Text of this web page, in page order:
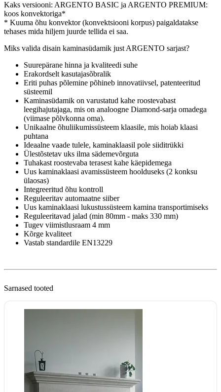
Kaks versiooni: ARGENTO BASIC ja ARGENTO PREMIUM:
koos konvektoriga*
* Kuuma õhu konvektor (konvektsiooni korpus) paigaldatakse
tehases mida hiljem juurde tellida ei saa.
Miks valida disain kaminasüdamik just ARGENTO sarjast?
Suurepärane hinna ja kvaliteedi suhe
Erakordselt kasutajasõbralik
Eriti puhas põlemine põhineb innovatiivsel, patenteeritud
süsteemil
Kaminasüdamik on varustatud kahe roostevabast
leegihajutajaga, mis on analoogne Diamond-sarja omadega
(viimase põlvkonna oma).
Unikaalne õhuliikumissüsteem klaasile, mis hoiab klaasi
puhtana
Ideaalne vaade tulele, kaminaklaasil pole siiditrükki
Ülestõstetav uks ilma sädemevõrguta
Tuhakast roostevaba terasest kahe käepidemega
Uus kaminaklaasi avamissüsteem hoolduseks (2 konksu
ülaosas)
Integreeritud õhu kontroll
Reguleeritav automaatne siiber
Uus kaminaklaasi lukustussüsteem kamina transportimiseks
Reguleeritavad jalad (min 80mm - maks 330 mm)
Tugev viimistlusraam 4 mm
Kõrge kvaliteet
Vastab standardile EN13229
Sarnased tooted